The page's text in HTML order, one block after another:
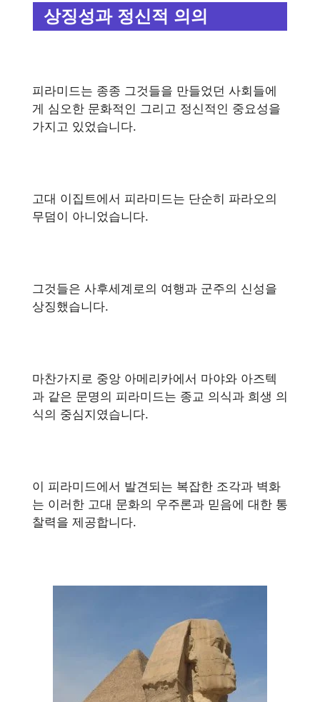
상징성과 정신적 의의
피라미드는 종종 그것들을 만들었던 사회들에
게 심오한 문화적인 그리고 정신적인 중요성을
가지고 있었습니다.
고대 이집트에서 피라미드는 단순히 파라오의
무덤이 아니었습니다.
그것들은 사후세계로의 여행과 군주의 신성을
상징했습니다.
마찬가지로 중앙 아메리카에서 마야와 아즈텍
과 같은 문명의 피라미드는 종교 의식과 희생 의
식의 중심지였습니다.
이 피라미드에서 발견되는 복잡한 조각과 벽화
는 이러한 고대 문화의 우주론과 믿음에 대한 통
찰력을 제공합니다.